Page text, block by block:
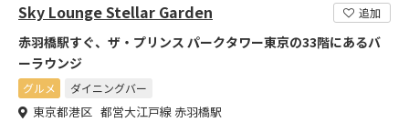
Sky Lounge Stellar Garden 追加
赤羽橋駅すぐ、ザ・プリンス パークタワー東京の33階にあるバ
ーラウンジ
グルメ ダイニングバー
東京都港区 都営大江戸線 赤羽橋駅